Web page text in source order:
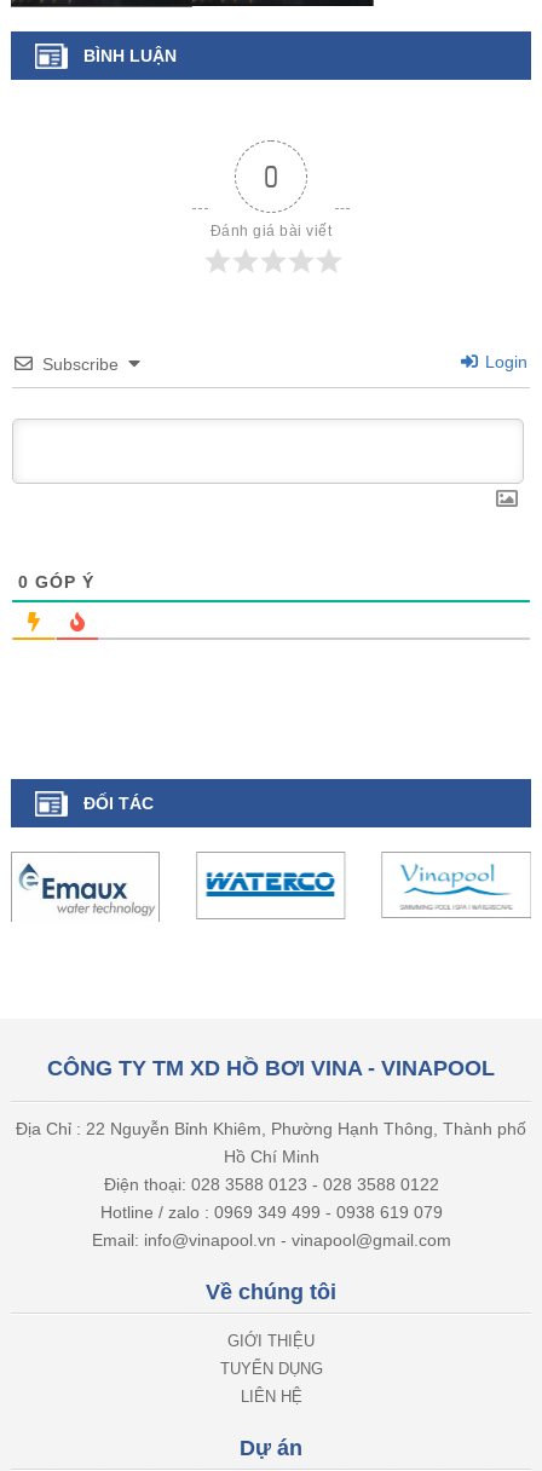
BÌNH LUẬN
0
Đánh giá bài viết
Subscribe Login
0 GÓP Ý
ĐỐI TÁC
CÔNG TY TM XD HỒ BƠI VINA - VINAPOOL
Địa Chỉ : 22 Nguyễn Bỉnh Khiêm, Phường Hạnh Thông, Thành phố
Điện thoại: 028 3588 0123 - 028 3588 0122
Email: info@vinapool.vn - vinapool@gmail.com
Về chúng tôi
GIỚI THIỆU
TUYỂN DỤNG
LIÊN HỆ
Dự án